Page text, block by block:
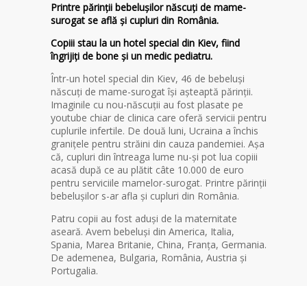
Printre părinţii bebeluşilor născuţi de mame-
surogat se află şi cupluri din România.
Copiii stau la un hotel special din Kiev, fiind
îngrijiţi de bone şi un medic pediatru.
Într-un hotel special din Kiev, 46 de bebeluşi
născuţi de mame-surogat îşi aşteaptă părinţii.
Imaginile cu nou-născuţii au fost plasate pe
youtube chiar de clinica care oferă servicii pentru
cuplurile infertile. De două luni, Ucraina a închis
graniţele pentru străini din cauza pandemiei. Aşa
că, cupluri din întreaga lume nu-şi pot lua copiii
acasă după ce au plătit câte 10.000 de euro
pentru serviciile mamelor-surogat. Printre părinţii
bebeluşilor s-ar afla şi cupluri din România.
Patru copii au fost aduşi de la maternitate
aseară. Avem bebeluşi din America, Italia,
Spania, Marea Britanie, China, Franţa, Germania.
De ademenea, Bulgaria, România, Austria şi
Portugalia.